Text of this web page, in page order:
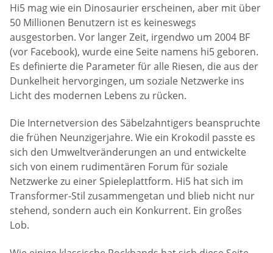
Hi5 mag wie ein Dinosaurier erscheinen, aber mit über
50 Millionen Benutzern ist es keineswegs
ausgestorben. Vor langer Zeit, irgendwo um 2004 BF
(vor Facebook), wurde eine Seite namens hi5 geboren.
Es definierte die Parameter für alle Riesen, die aus der
Dunkelheit hervorgingen, um soziale Netzwerke ins
Licht des modernen Lebens zu rücken.
Die Internetversion des Säbelzahntigers beanspruchte
die frühen Neunzigerjahre. Wie ein Krokodil passte es
sich den Umweltveränderungen an und entwickelte
sich von einem rudimentären Forum für soziale
Netzwerke zu einer Spieleplattform. Hi5 hat sich im
Transformer-Stil zusammengetan und blieb nicht nur
stehend, sondern auch ein Konkurrent. Ein großes
Lob.